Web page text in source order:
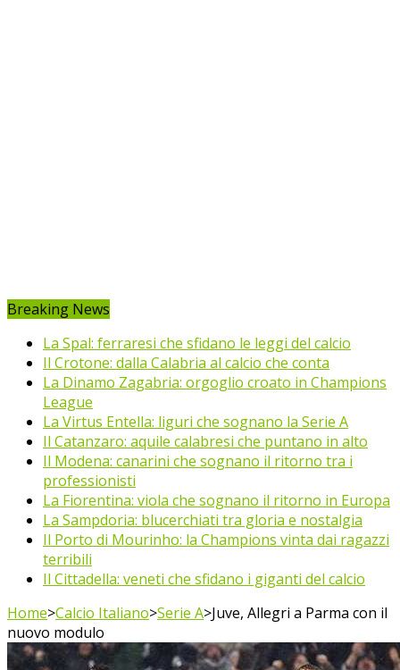
Breaking News
La Spal: ferraresi che sfidano le leggi del calcio
Il Crotone: dalla Calabria al calcio che conta
La Dinamo Zagabria: orgoglio croato in Champions
League
La Virtus Entella: liguri che sognano la Serie A
Il Catanzaro: aquile calabresi che puntano in alto
Il Modena: canarini che sognano il ritorno tra i
professionisti
La Fiorentina: viola che sognano il ritorno in Europa
La Sampdoria: blucerchiati tra gloria e nostalgia
Il Porto di Mourinho: la Champions vinta dai ragazzi
terribili
Il Cittadella: veneti che sfidano i giganti del calcio
Home>Calcio Italiano>Serie A>Juve, Allegri a Parma con il
nuovo modulo